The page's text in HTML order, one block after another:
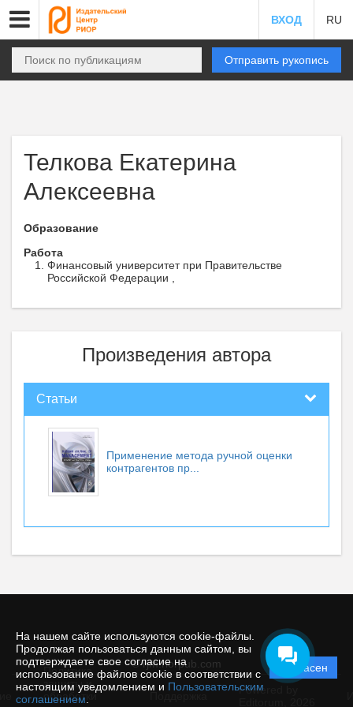
На нашем сайте используются cookie-файлы.
Продолжая пользоваться данным сайтом, вы
подтверждаете свое согласие на
использование файлов cookie в соответствии с
настоящим уведомлением и Пользовательским
соглашением
Согласен
ВХОД RU
Отправить рукопись
Телкова Екатерина
Алексеевна
Образование
Работа
Финансовый университет при Правительстве
Российской Федерации ,
Произведения автора
Статьи
Применение метода ручной оценки
контрагентов пр...
© rjm.riorpub.com
Политика
защиты и
обработки
Powered by